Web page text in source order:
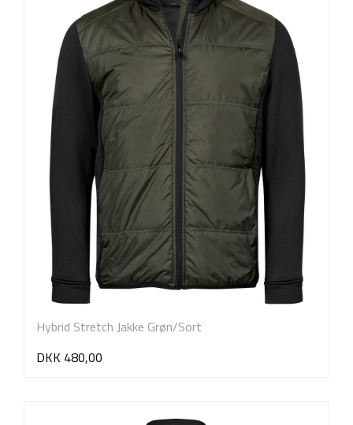
Hybrid Stretch Jakke Grøn/Sort
DKK 480,00